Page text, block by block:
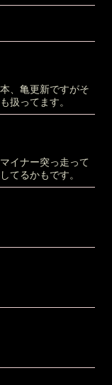
、亀更新ですがそ
扱ってます。
イナー突っ走って
てるかもです。